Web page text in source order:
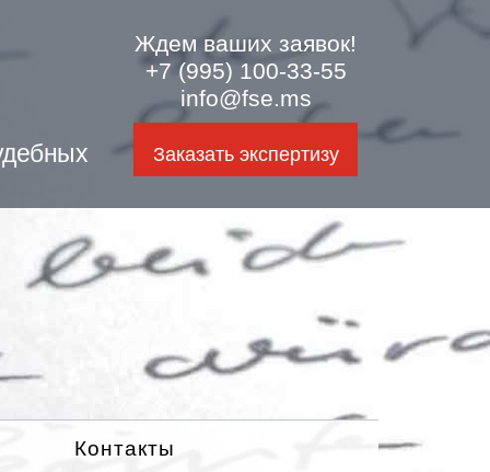
Ждем ваших заявок!
+7 (995) 100-33-55
info@fse.ms
Заказать экспертизу
Контакты